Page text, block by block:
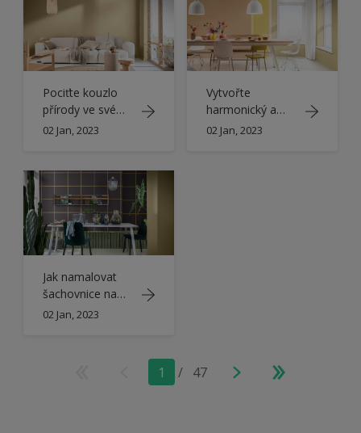
Pociťte kouzlo
přírody ve svém
domově s Dulux
02 Jan, 2023
Vytvořte
harmonický a
radostný prostor
02 Jan, 2023
Jak namalovat
šachovnice na
stěnu pomocí
02 Jan, 2023
1 / 47